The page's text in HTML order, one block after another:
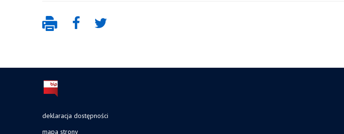
deklaracja dostępności
mapa strony